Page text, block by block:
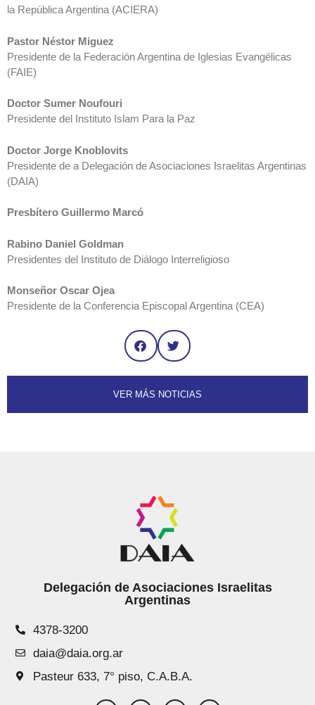
la República Argentina (ACIERA)
Pastor Néstor Miguez
Presidente de la Federación Argentina de Iglesias Evangélicas
(FAIE)
Doctor Sumer Noufouri
Presidente del Instituto Islam Para la Paz
Doctor Jorge Knoblovits
Presidente de a Delegación de Asociaciones Israelitas Argentinas
(DAIA)
Presbítero Guillermo Marcó
Rabino Daniel Goldman
Presidentes del Instituto de Diálogo Interreligioso
Monseñor Oscar Ojea
Presidente de la Conferencia Episcopal Argentina (CEA)
VER MÁS NOTICIAS
Delegación de Asociaciones Israelitas
Argentinas
4378-3200
daia@daia.org.ar
Pasteur 633, 7° piso, C.A.B.A.